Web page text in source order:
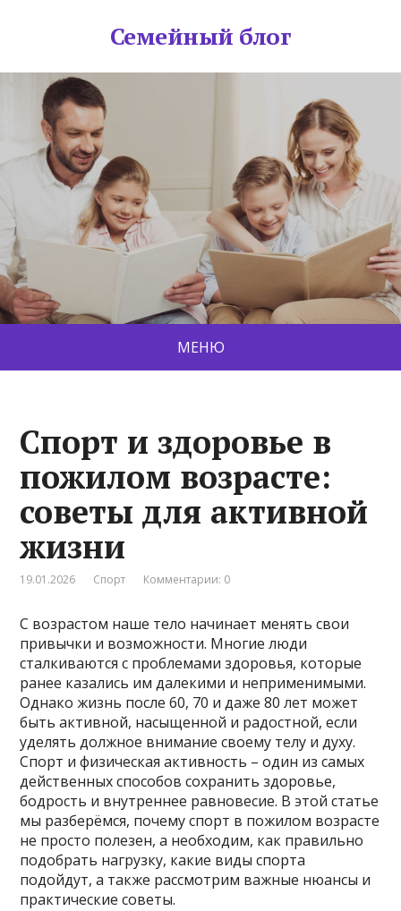
Семейный блог
МЕНЮ
Спорт и здоровье в
пожилом возрасте:
советы для активной
жизни
19.01.2026 Спорт Комментарии: 0
С возрастом наше тело начинает менять свои
привычки и возможности. Многие люди
сталкиваются с проблемами здоровья, которые
ранее казались им далекими и неприменимыми.
Однако жизнь после 60, 70 и даже 80 лет может
быть активной, насыщенной и радостной, если
уделять должное внимание своему телу и духу.
Спорт и физическая активность – один из самых
действенных способов сохранить здоровье,
бодрость и внутреннее равновесие. В этой статье
мы разберёмся, почему спорт в пожилом возрасте
не просто полезен, а необходим, как правильно
подобрать нагрузку, какие виды спорта
подойдут, а также рассмотрим важные нюансы и
практические советы.